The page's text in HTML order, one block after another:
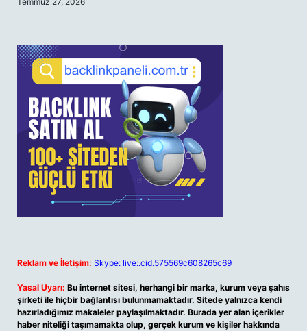
Reklam ve İletişim: Skype: live:.cid.575569c608265c69
Yasal Uyarı: Bu internet sitesi, herhangi bir marka, kurum veya şahıs
şirketi ile hiçbir bağlantısı bulunmamaktadır. Sitede yalnızca kendi
hazırladığımız makaleler paylaşılmaktadır. Burada yer alan içerikler
haber niteliği taşımamakta olup, gerçek kurum ve kişiler hakkında